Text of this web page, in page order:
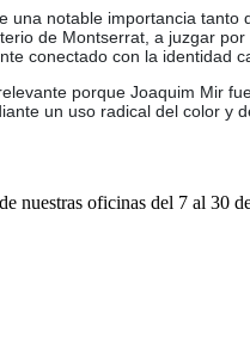
una notable importancia
de Montserrat, a juzgar
conectado con la identidad
porque Joaquim Mir
un uso radical del color y
nuestras oficinas del 7 al 30